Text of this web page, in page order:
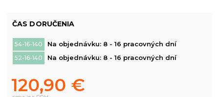
ČAS DORUČENIA
54-16-140 Na objednávku: 8 - 16 pracovných dní
52-16-140 Na objednávku: 8 - 16 pracovných dní
120,90 €